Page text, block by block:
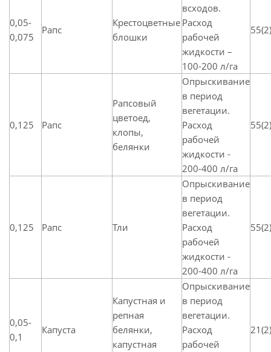
0,05-
0,075
Рапс
Крестоцветные
блошки
всходов.
Расход
рабочей
жидкости –
100-200 л/га
55(2)
0,125 Рапс
Рапсовый
цветоед,
клопы,
белянки
Опрыскивание
в период
вегетации.
Расход
рабочей
жидкости -
200-400 л/га
55(2)
0,125 Рапс Тли
Опрыскивание
в период
вегетации.
Расход
рабочей
жидкости -
200-400 л/га
55(2)
0,05-
0,1
Капуста
Капустная и
репная
белянки,
капустная
Опрыскивание
в период
вегетации.
Расход
рабочей
21(2)